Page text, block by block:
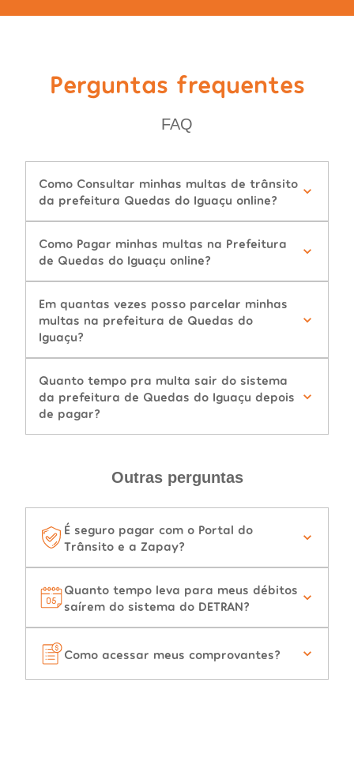
Perguntas frequentes
FAQ
Como Consultar minhas multas de trânsito
da prefeitura Quedas do Iguaçu online?
Como Pagar minhas multas na Prefeitura
de Quedas do Iguaçu online?
Em quantas vezes posso parcelar minhas
multas na prefeitura de Quedas do
Iguaçu?
Quanto tempo pra multa sair do sistema
da prefeitura de Quedas do Iguaçu depois
de pagar?
Outras perguntas
É seguro pagar com o Portal do
Trânsito e a Zapay?
Quanto tempo leva para meus débitos
saírem do sistema do DETRAN?
Como acessar meus comprovantes?